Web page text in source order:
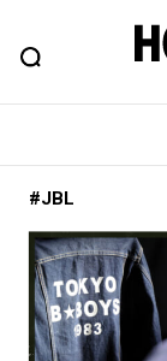
ヒップなファ
#注目のタグ
#MONTHLY
#NEW
#JBL